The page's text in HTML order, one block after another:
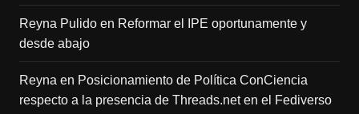
Reyna Pulidoen Reformar el IPE oportunamente y
desde abajo
Reyna en Posicionamiento de Política ConCiencia
respecto a la presencia de Threads.net en el Fediverso